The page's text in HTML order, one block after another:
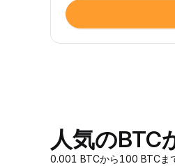
人気のBTC
0.001 BTCから100 BTCま